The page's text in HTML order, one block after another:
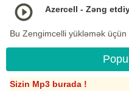
Azercell - Zəng
Bu Zengimcelli yükləmək üçün
Sizin Mp3 burada !